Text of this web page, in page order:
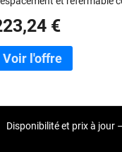
€
Disponibilité et prix à jour